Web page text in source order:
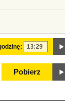
Pobierz